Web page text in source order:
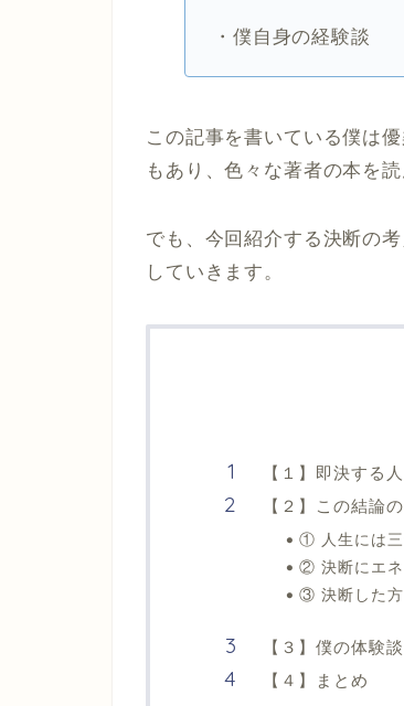
・僕自身の経験談
この記事を書いている僕は
もあり、色々な著者の本を
でも、今回紹介する決断の
していきます。
【１】即決する
【２】この結論
① 人生には三
② 決断にエネ
③ 決断した方
【３】僕の体験談
【４】まとめ